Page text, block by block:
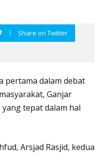
Share on Twitter
pertama dalam debat
Ganjar
tepat dalam hal
Arsjad Rasjid, kedua